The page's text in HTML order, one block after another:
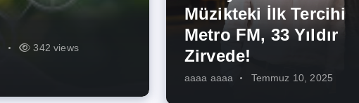
342 views
271 views
273 views
285 views
225 views
260 views
Müzikteki İlk Tercihi
Metro FM, 33 Yıldır
Zirvede!
aaaa aaaa Temmuz 10, 2025